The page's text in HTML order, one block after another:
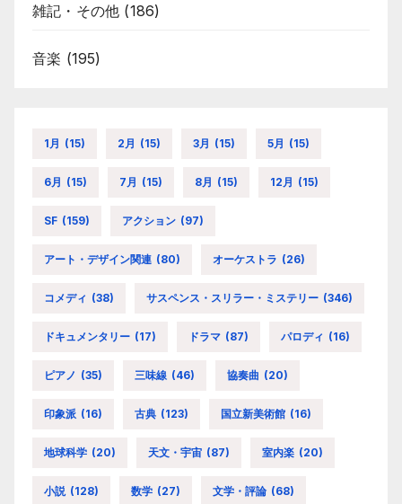
雑記・その他 (186)
音楽 (195)
1月 (15) 2月 (15) 3月 (15) 5月 (15)
6月 (15) 7月 (15) 8月 (15) 12月 (15)
SF (159) アクション (97)
アート・デザイン関連 (80) オーケストラ (26)
コメディ (38) サスペンス・スリラー・ミステリー (346)
ドキュメンタリー (17) ドラマ (87) パロディ (16)
ピアノ (35) 三味線 (46) 協奏曲 (20)
印象派 (16) 古典 (123) 国立新美術館 (16)
地球科学 (20) 天文・宇宙 (87) 室内楽 (20)
小説 (128) 数学 (27) 文学・評論 (68)